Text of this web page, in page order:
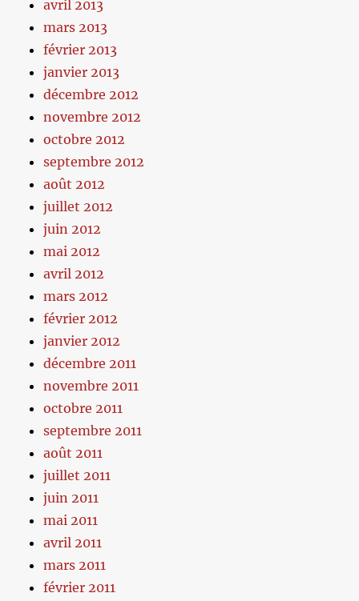
avril 2013
mars 2013
février 2013
janvier 2013
décembre 2012
novembre 2012
octobre 2012
septembre 2012
août 2012
juillet 2012
juin 2012
mai 2012
avril 2012
mars 2012
février 2012
janvier 2012
décembre 2011
novembre 2011
octobre 2011
septembre 2011
août 2011
juillet 2011
juin 2011
mai 2011
avril 2011
mars 2011
février 2011